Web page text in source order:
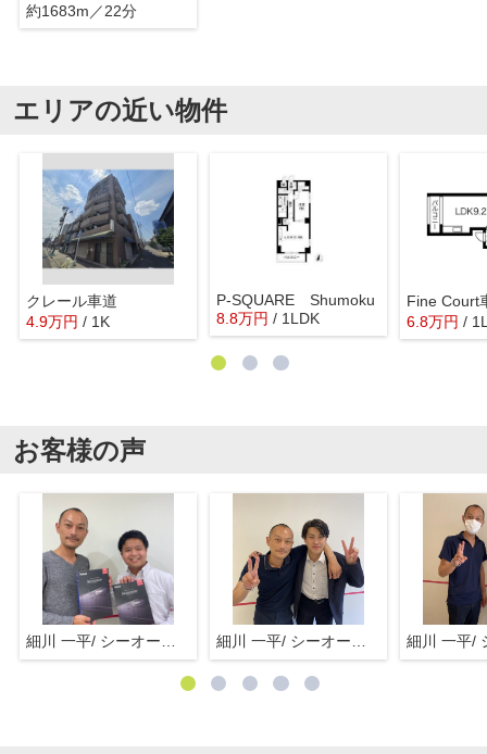
約1683m／22分
エリアの近い物件
クレール車道
4.9万円 / 1K
P-SQUARE Shumoku
8.8万円 / 1LDK
Fine Court
6.8万円 /
お客様の声